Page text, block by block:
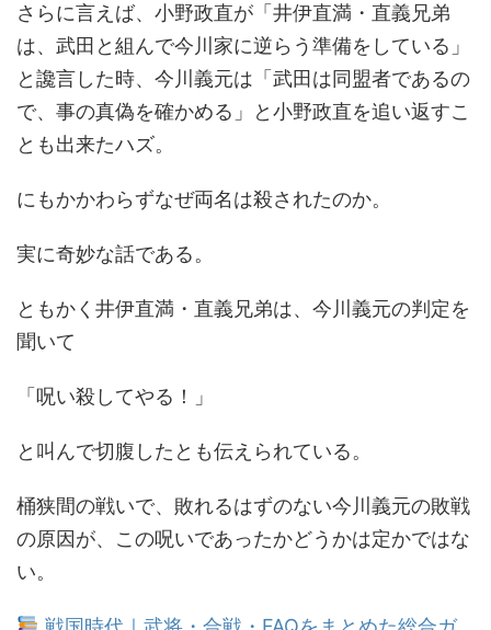
さらに言えば、小野政直が「井伊直満・直義兄弟
は、武田と組んで今川家に逆らう準備をしている」
と讒言した時、今川義元は「武田は同盟者であるの
で、事の真偽を確かめる」と小野政直を追い返すこ
とも出来たハズ。
にもかかわらずなぜ両名は殺されたのか。
実に奇妙な話である。
ともかく井伊直満・直義兄弟は、今川義元の判定を
聞いて
「呪い殺してやる！」
と叫んで切腹したとも伝えられている。
桶狭間の戦いで、敗れるはずのない今川義元の敗戦
の原因が、この呪いであったかどうかは定かではな
い。